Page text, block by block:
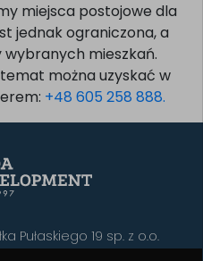
miejsca postojowe dla
jednak ograniczona, a
mieszkań.
można uzyskać w
+48 605 258 888.
Pułaskiego 19 sp. z o.o.